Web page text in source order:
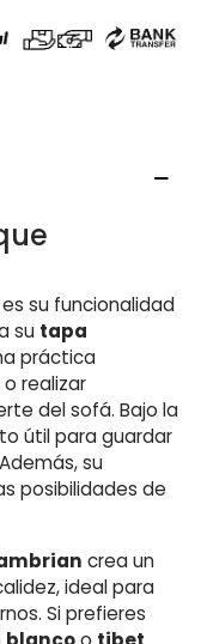
su funcionalidad
su tapa
práctica
realizar
del sofá. Bajo la
útil para guardar
su
posibilidades de
crea un
ideal para
Si prefieres